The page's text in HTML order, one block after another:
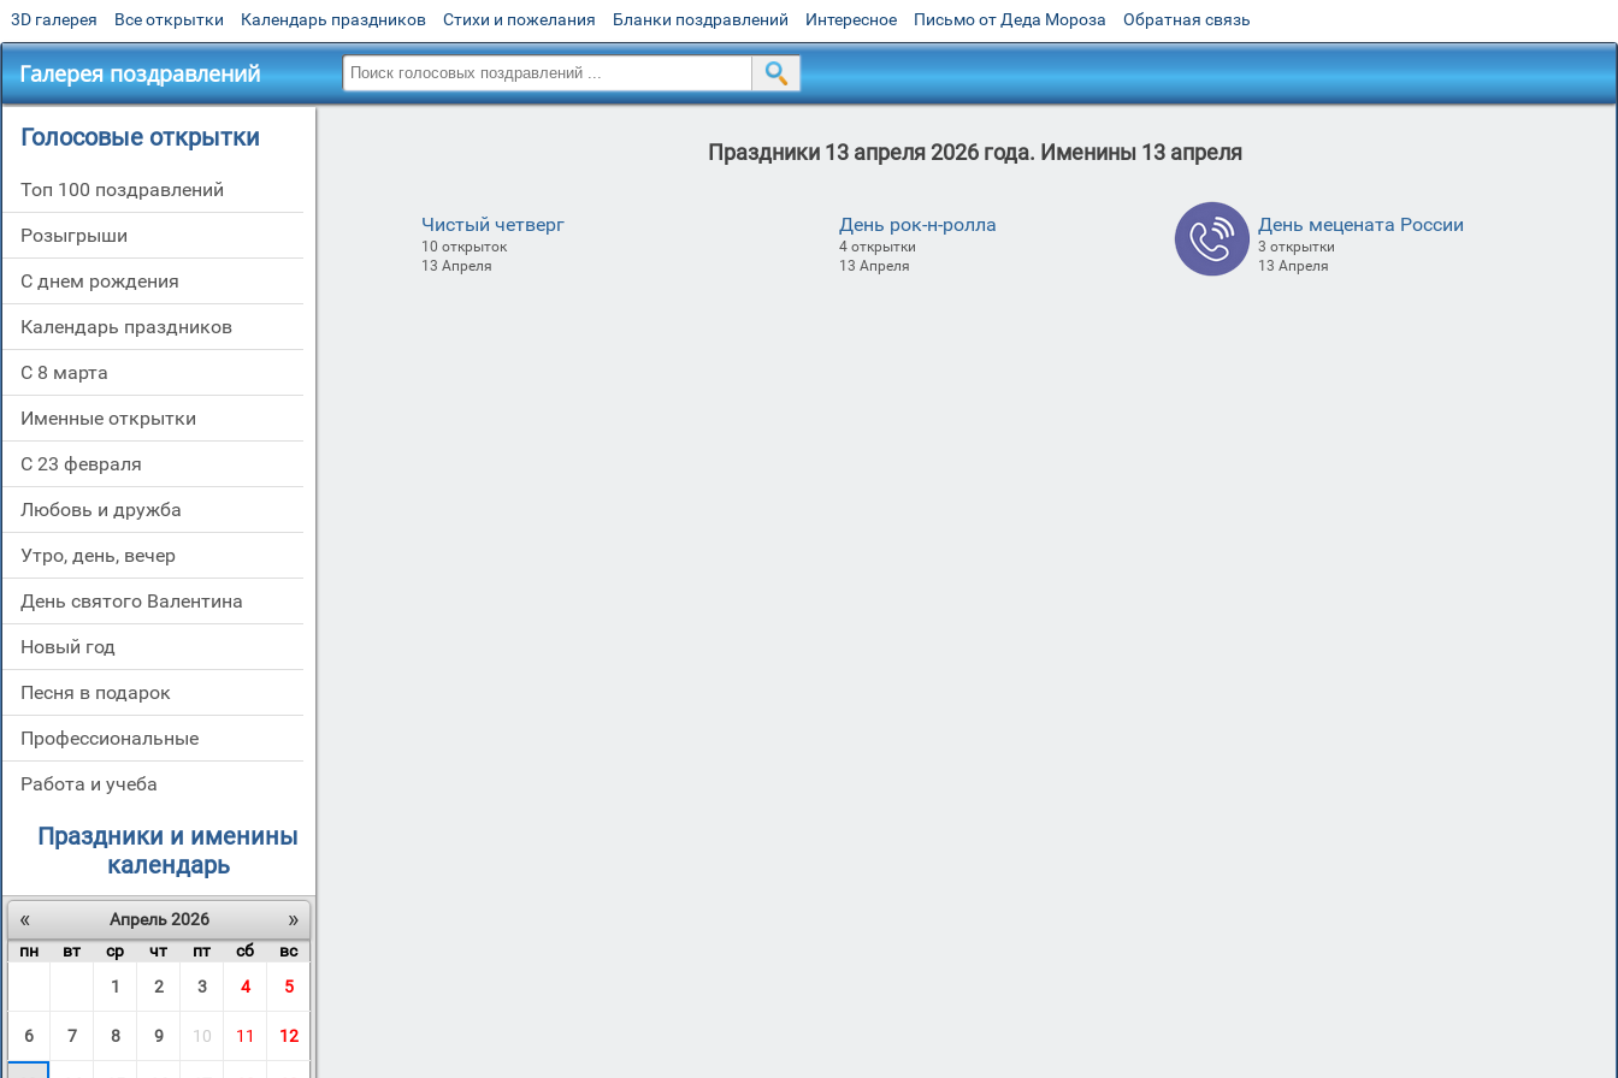
3D галерея Все открытки Календарь праздников Стихи и пожелания Бланки поздравлений Интересное Письмо от Деда Мороза Обратная связь
Галерея поздравлений
Голосовые открытки
Топ 100 поздравлений
Розыгрыши
С днем рождения
Календарь праздников
С 8 марта
Именные открытки
С 23 февраля
Любовь и дружба
Утро, день, вечер
День святого Валентина
Новый год
Песня в подарок
Профессиональные
Работа и учеба
Праздники и именины
календарь
«
»
Апрель 2026
пн
вт ср чт пт сб
вс
1
2 3 4 5
6 7 8 9 10 11 12
Праздники 13 апреля 2026 года. Именины 13 апреля
Чистый четверг
10 открыток
13 Апреля
День рок-н-ролла
4 открытки
13 Апреля
День мецената России
3 открытки
13 Апреля